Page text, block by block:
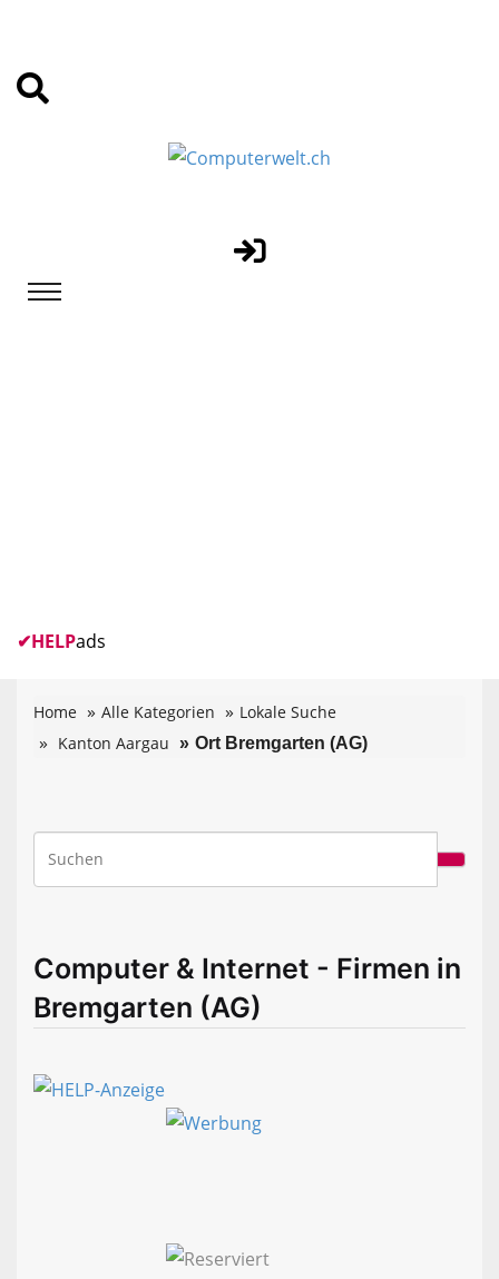
✔HELPads
Home Alle Kategorien
Lokale Suche
Kanton Aargau
Ort Bremgarten (AG)
Computer & Internet - Firmen in
Bremgarten (AG)